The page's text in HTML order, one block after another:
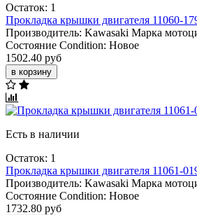
Остаток: 1
Прокладка крышки двигателя 11060-
Производитель: Kawasaki Марка
Состояние Condition: Новое
1502.40 руб
в корзину
Есть в наличии
Остаток: 1
Прокладка крышки двигателя 11061-
Производитель: Kawasaki Марка
Состояние Condition: Новое
1732.80 руб